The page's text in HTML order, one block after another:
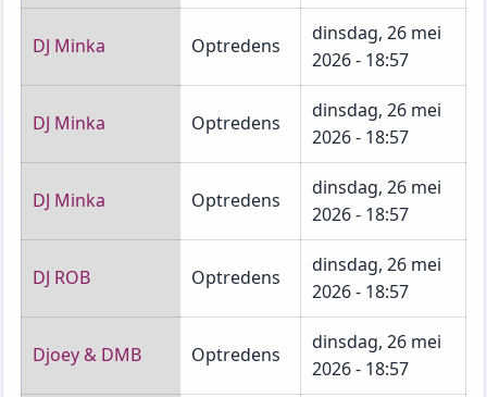
DJ Minka Optredens
dinsdag, 26 mei
2026 - 18:57
DJ Minka Optredens
dinsdag, 26 mei
2026 - 18:57
DJ Minka Optredens
dinsdag, 26 mei
2026 - 18:57
DJ ROB Optredens
dinsdag, 26 mei
2026 - 18:57
Djoey & DMB Optredens
dinsdag, 26 mei
2026 - 18:57